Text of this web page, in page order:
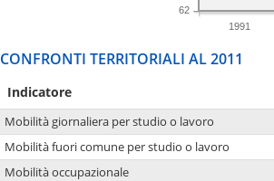
1991
62
CONFRONTI TERRITORIALI AL 2011
Indicatore
Mobilità giornaliera per studio o lavoro
Mobilità fuori comune per studio o lavoro
Mobilità occupazionale